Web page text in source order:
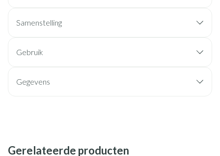
Samenstelling
Gebruik
Gegevens
Gerelateerde producten